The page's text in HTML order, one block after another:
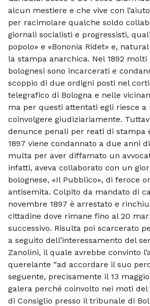
alcun mestiere e che vive con
per racimolare qualche soldo
giornali socialisti e progressisti, quali
popolo» e «Bononia Ridet» e,
la stampa anarchica. Nel 1892 molti
bolognesi sono incarcerati e
scoppio di due ordigni posti nel
telegrafico di Bologna e nelle
ma per questi attentati egli riesce a
coinvolgere giudiziariamente.
denunce penali per reati di stampa
1897 viene condannato a due anni
multa per aver diffamato un
infatti, aveva collaborato con un
bolognese, «Il Pubblico», di feroce
antisemita. Colpito da mandato di
novembre 1897 è arrestato e
cittadine dove rimane fino al 20
successivo. Risulta poi scarcerato
a seguito dell’interessamento del
Zanolini, il quale avrebbe convinto
querelante “ad accordare il suo
seguente, precisamente il 13
galera perché coinvolto nei moti del
di Consiglio presso il tribunale di